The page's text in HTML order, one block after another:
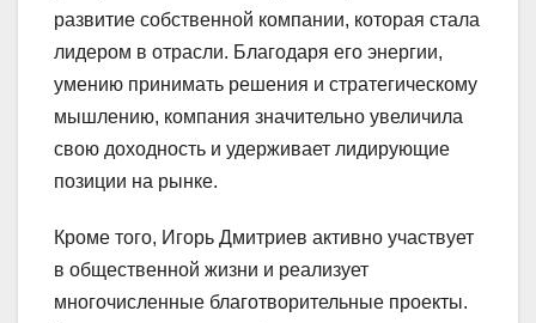
развитие собственной компании, которая стала
лидером в отрасли. Благодаря его энергии,
умению принимать решения и стратегическому
мышлению, компания значительно увеличила
свою доходность и удерживает лидирующие
позиции на рынке.
Кроме того, Игорь Дмитриев активно участвует
в общественной жизни и реализует
многочисленные благотворительные проекты.